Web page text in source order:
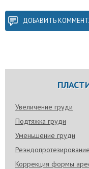
ДОБАВИТЬ
Увеличение груди
Подтяжка груди
Уменьшение груди
Коррекция формы